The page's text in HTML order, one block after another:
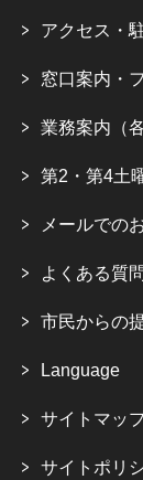
アクセス・
窓口案内・
業務案内（
第2・第4土
メールでの
よくある質問
市民からの
Language
サイトマッ
サイトポリ